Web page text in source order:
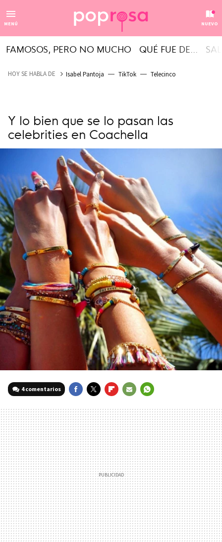
MENÚ NUEVO
FAMOSOS, PERO NO MUCHO QUÉ FUE DE...
HOY SE HABLA DE Isabel Pantoja TikTok Telecinco
Y lo bien que se lo pasan las
celebrities en Coachella
4 comentarios
MAIL